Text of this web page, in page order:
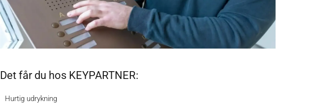
Det får du hos KEYPARTNER:
Hurtig udrykning